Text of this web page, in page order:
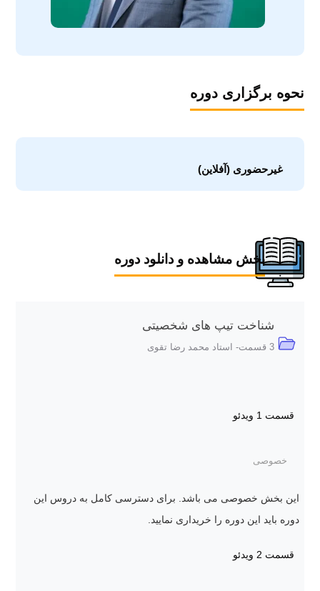
نحوه برگزاری دوره
غیرحضوری (آفلاین)
بخش مشاهده و دانلود دوره
شناخت تیپ های شخصیتی
3 قسمت- استاد محمد رضا تقوی
قسمت 1 ویدئو
خصوصی
این بخش خصوصی می باشد. برای دسترسی کامل به دروس این
دوره باید این دوره را خریداری نمایید.
قسمت 2 ویدئو